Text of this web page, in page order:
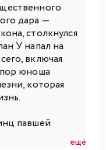
дара —
столкнулся
У напал на
включая
юноша
которая
павшей
ещё